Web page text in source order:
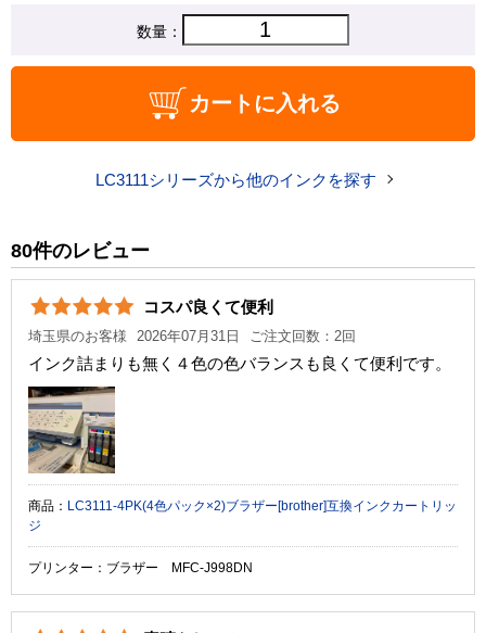
ブラザー
LC3111BK
760 円
カラー ブラック
顔料・染料 染料
ICチップ あり
製品タイプ
数量：
カートに入れる
LC3111シリーズから他のインクを探す
80件のレビュー
コスパ良くて便利
埼玉県のお客様 2026年07月31日 ご注文回数：2回
インク詰まりも無く４色の色バランスも良くて便利です。
商品： LC3111-4PK(4色パック×2)ブラザー[brother]互換インクカートリッ
ジ
プリンター：ブラザー MFC-J998DN